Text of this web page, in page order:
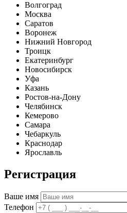
Волгоград
Москва
Саратов
Воронеж
Нижний Новгород
Троицк
Екатеринбург
Новосибирск
Уфа
Казань
Ростов-на-Дону
Челябинск
Кемерово
Самара
Чебаркуль
Краснодар
Ярославль
Регистрация
Ваше имя
Телефон